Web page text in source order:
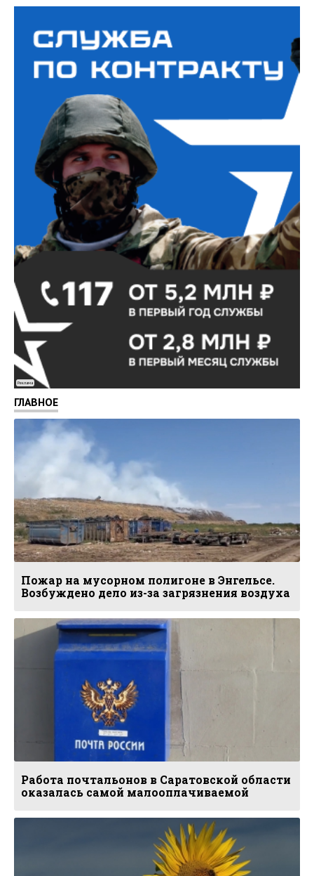
Реклама
ГЛАВНОЕ
Пожар на мусорном полигоне в Энгельсе.
Возбуждено дело из-за загрязнения воздуха
Работа почтальонов в Саратовской области
оказалась самой малооплачиваемой